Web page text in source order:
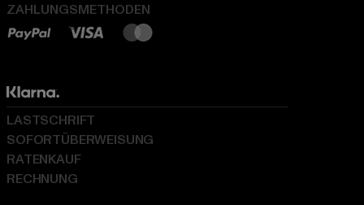
ZAHLUNGSMETHODEN
LASTSCHRIFT
SOFORTÜBERWEISUNG
RATENKAUF
RECHNUNG